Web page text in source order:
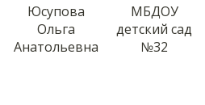
Юсупова
Ольга
Анатольевна
МБДОУ
детский сад
№32